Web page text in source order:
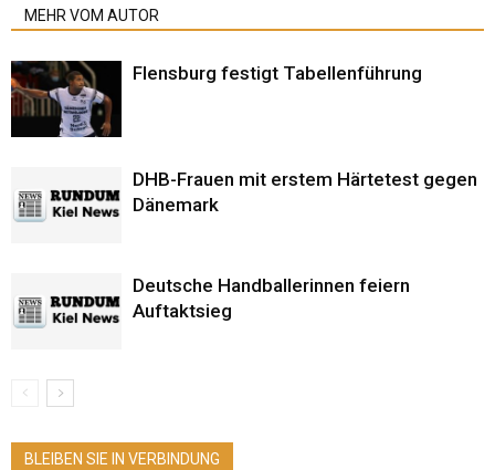
MEHR VOM AUTOR
Flensburg festigt Tabellenführung
DHB-Frauen mit erstem Härtetest gegen
Dänemark
Deutsche Handballerinnen feiern
Auftaktsieg
BLEIBEN SIE IN VERBINDUNG